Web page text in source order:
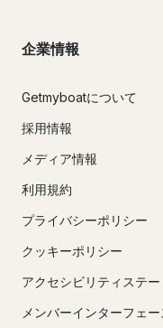
企業情報
Getmyboatについて
採用情報
メディア情報
利用規約
プライバシーポリシー
クッキーポリシー
アクセシビリティステー
メンバーインターフェー